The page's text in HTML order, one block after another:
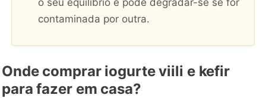
o seu equilíbrio e pode degradar-se se for
contaminada por outra.
Onde comprar iogurte viili e kefir
para fazer em casa?